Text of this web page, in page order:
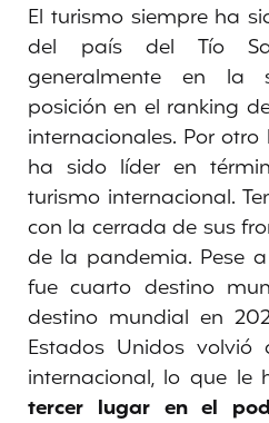
El turismo siempre ha
del país del Tío
generalmente en la
posición en el ranking
internacionales. Por otro
ha sido líder en
turismo internacional.
con la cerrada de sus
de la pandemia. Pese
fue cuarto destino
destino mundial en
Estados Unidos
internacional, lo que le
tercer lugar en el